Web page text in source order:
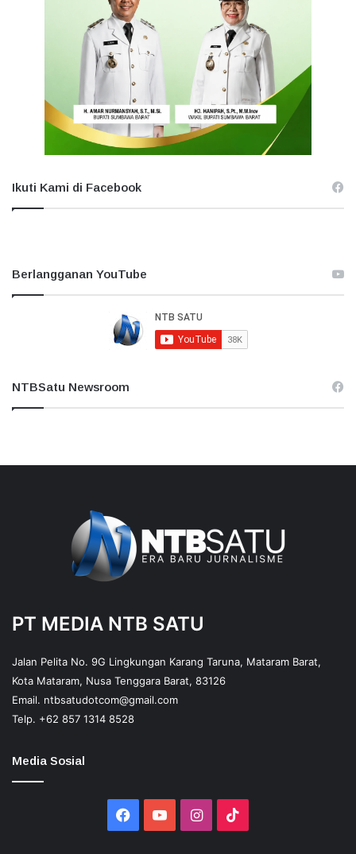
Ikuti Kami di Facebook
Berlangganan YouTube
NTBSatu Newsroom
PT MEDIA NTB SATU
Jalan Pelita No. 9G Lingkungan Karang Taruna, Mataram Barat,
Kota Mataram, Nusa Tenggara Barat, 83126
Email. ntbsatudotcom@gmail.com
Telp. +62 857 1314 8528
Media Sosial
Facebook
YouTubeInstagram